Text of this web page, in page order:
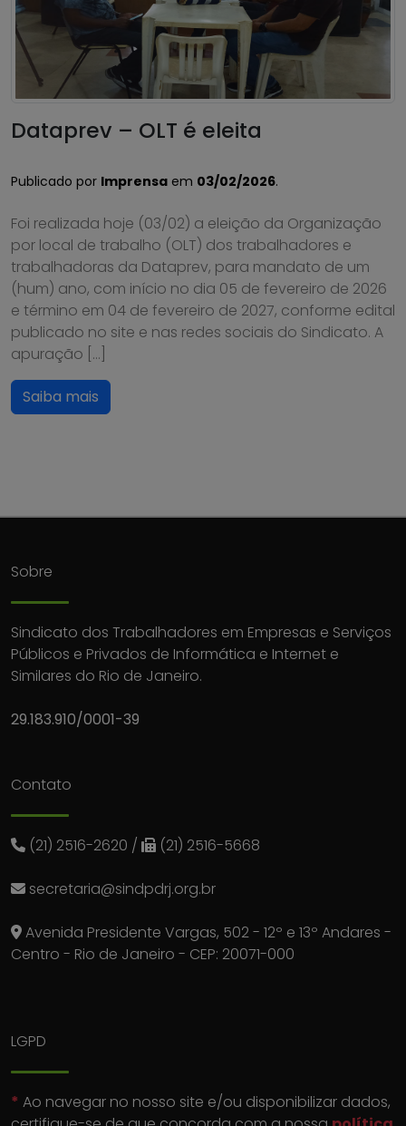
Dataprev – OLT é eleita
Publicado por Imprensa em 03/02/2026.
Foi realizada hoje (03/02) a eleição da Organização
por local de trabalho (OLT) dos trabalhadores e
trabalhadoras da Dataprev, para mandato de um
(hum) ano, com início no dia 05 de fevereiro de 2026
e término em 04 de fevereiro de 2027, conforme edital
publicado no site e nas redes sociais do Sindicato. A
apuração […]
Saiba mais
Sobre
Sindicato dos Trabalhadores em Empresas e Serviços
Públicos e Privados de Informática e Internet e
Similares do Rio de Janeiro.
29.183.910/0001-39
Contato
(21) 2516-2620 / (21) 2516-5668
secretaria@sindpdrj.org.br
Avenida Presidente Vargas, 502 - 12º e 13º Andares -
Centro - Rio de Janeiro - CEP: 20071-000
LGPD
* Ao navegar no nosso site e/ou disponibilizar dados,